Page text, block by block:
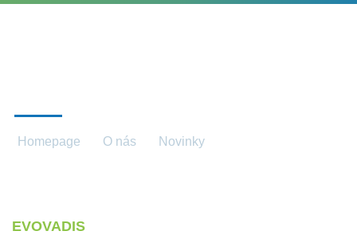
Homepage O nás Novinky
EVOVADIS